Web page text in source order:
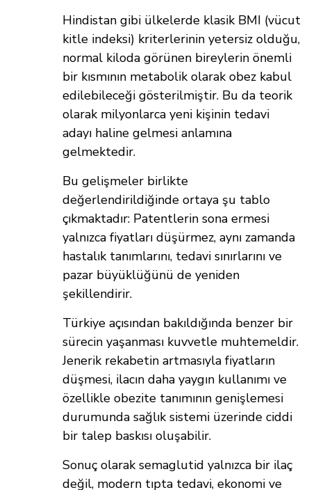
Hindistan gibi ülkelerde klasik BMI (vücut
kitle indeksi) kriterlerinin yetersiz olduğu,
normal kiloda görünen bireylerin önemli
bir kısmının metabolik olarak obez kabul
edilebileceği gösterilmiştir. Bu da teorik
olarak milyonlarca yeni kişinin tedavi
adayı haline gelmesi anlamına
gelmektedir.
Bu gelişmeler birlikte
değerlendirildiğinde ortaya şu tablo
çıkmaktadır: Patentlerin sona ermesi
yalnızca fiyatları düşürmez, aynı zamanda
hastalık tanımlarını, tedavi sınırlarını ve
pazar büyüklüğünü de yeniden
şekillendirir.
Türkiye açısından bakıldığında benzer bir
sürecin yaşanması kuvvetle muhtemeldir.
Jenerik rekabetin artmasıyla fiyatların
düşmesi, ilacın daha yaygın kullanımı ve
özellikle obezite tanımının genişlemesi
durumunda sağlık sistemi üzerinde ciddi
bir talep baskısı oluşabilir.
Sonuç olarak semaglutid yalnızca bir ilaç
değil, modern tıpta tedavi, ekonomi ve